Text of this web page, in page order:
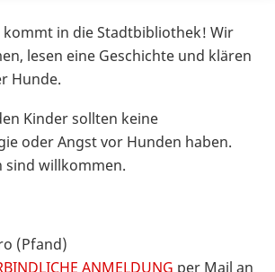
kommt in die Stadtbibliothek! Wir
lesen eine Geschichte und klären
Hunde.
Kinder sollten keine
oder Angst vor Hunden haben.
sind willkommen.
(Pfand)
ANMELDUNG per Mail an